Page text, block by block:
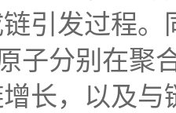
引发过程
子分别在聚
长，以及